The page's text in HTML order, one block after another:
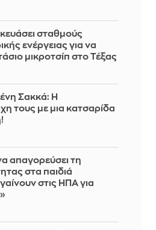
σταθμούς
ενέργειας για να
μικροτσίπ στο Τέξας
Σακκά: Η
τους με μια κατσαρίδα
απαγορεύσει τη
στα παιδιά
στις ΗΠΑ για